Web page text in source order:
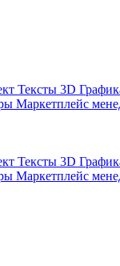
Тексты 3D
Маркетплейс
Тексты 3D
Маркетплейс